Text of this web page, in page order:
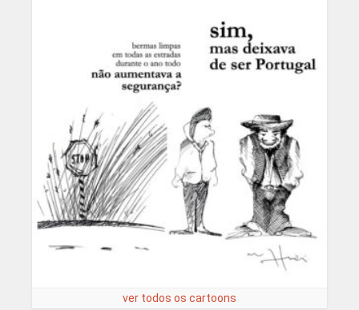
ver todos os cartoons